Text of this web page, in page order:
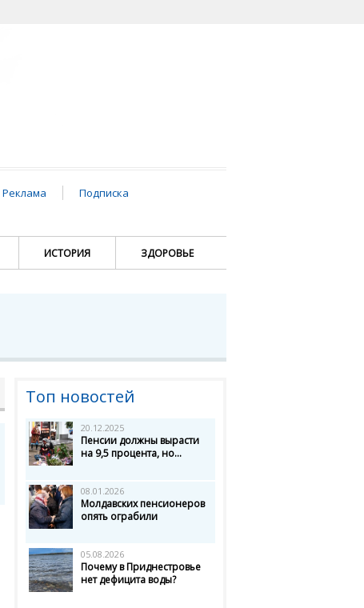
Реклама
Подписка
ИСТОРИЯ ЗДОРОВЬЕ
Топ новостей
20.12.2025
Пенсии должны вырасти
на 9,5 процента, но...
08.01.2026
Молдавских пенсионеров
опять ограбили
05.08.2026
Почему в Приднестровье
нет дефицита воды?